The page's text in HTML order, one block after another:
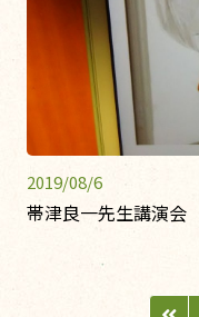
2019/08/6
帯津良一先生講演会